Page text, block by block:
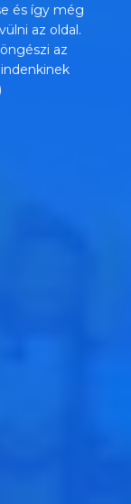
és így még
az oldal.
az